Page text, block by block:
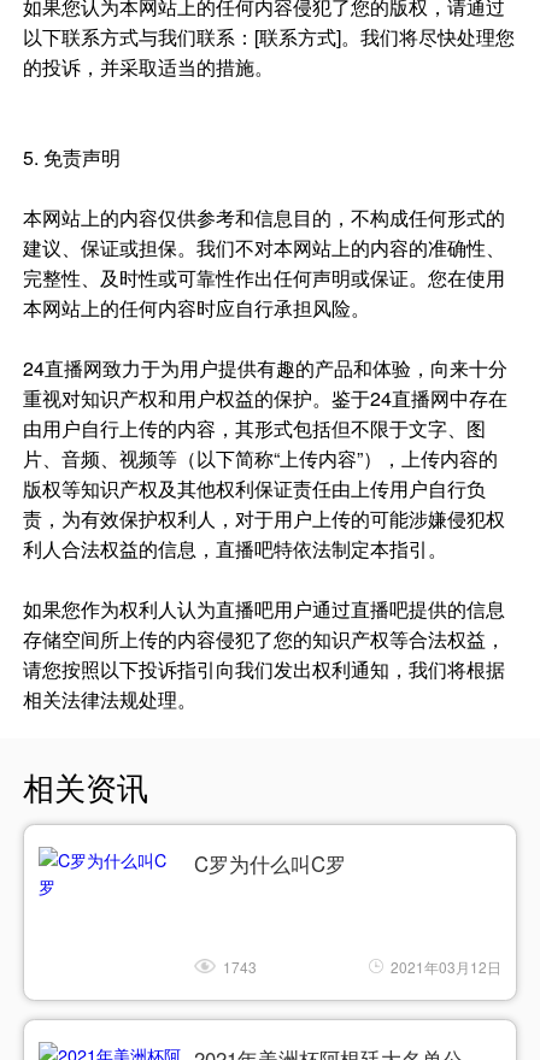
如果您认为本网站上的任何内容侵犯了您的版权，请通过
以下联系方式与我们联系：[联系方式]。我们将尽快处理您
的投诉，并采取适当的措施。
5. 免责声明
本网站上的内容仅供参考和信息目的，不构成任何形式的
建议、保证或担保。我们不对本网站上的内容的准确性、
完整性、及时性或可靠性作出任何声明或保证。您在使用
本网站上的任何内容时应自行承担风险。
24直播网致力于为用户提供有趣的产品和体验，向来十分
重视对知识产权和用户权益的保护。鉴于24直播网中存在
由用户自行上传的内容，其形式包括但不限于文字、图
片、音频、视频等（以下简称“上传内容”），上传内容的
版权等知识产权及其他权利保证责任由上传用户自行负
责，为有效保护权利人，对于用户上传的可能涉嫌侵犯权
利人合法权益的信息，直播吧特依法制定本指引。
如果您作为权利人认为直播吧用户通过直播吧提供的信息
存储空间所上传的内容侵犯了您的知识产权等合法权益，
请您按照以下投诉指引向我们发出权利通知，我们将根据
相关法律法规处理。
相关资讯
C罗为什么叫C罗
1743 2021年03月12日